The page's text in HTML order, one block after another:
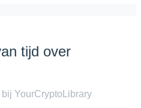
tijd over
YourCryptoLibrary